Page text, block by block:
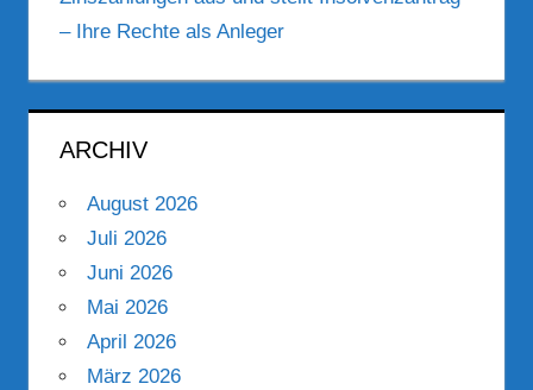
– Ihre Rechte als Anleger
ARCHIV
August 2026
Juli 2026
Juni 2026
Mai 2026
April 2026
März 2026